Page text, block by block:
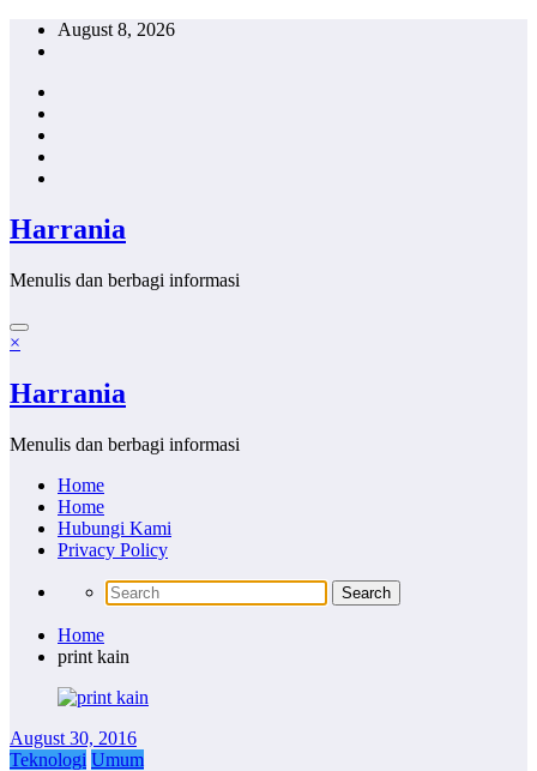
Skip
August 8, 2026
Harrania
Menulis dan berbagi informasi
×
Harrania
Menulis dan berbagi informasi
Home
Home
Hubungi Kami
Privacy Policy
Home
print kain
August 30, 2016
Teknologi Umum